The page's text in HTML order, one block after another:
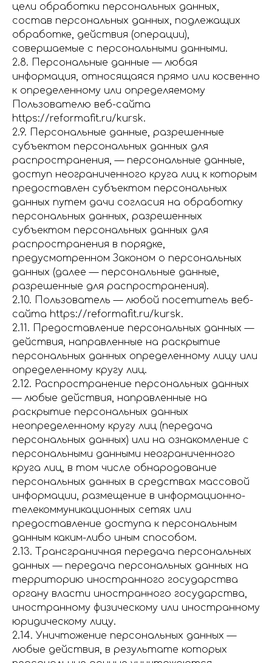
цели обработки персональных данных,
состав персональных данных, подлежащих
обработке, действия (операции),
совершаемые с персональными данными.
2.8. Персональные данные — любая
информация, относящаяся прямо или косвенно
к определенному или определяемому
Пользователю веб-сайта
https://reformafit.ru/kursk.
2.9. Персональные данные, разрешенные
субъектом персональных данных для
распространения, — персональные данные,
доступ неограниченного круга лиц к которым
предоставлен субъектом персональных
данных путем дачи согласия на обработку
персональных данных, разрешенных
субъектом персональных данных для
распространения в порядке,
предусмотренном Законом о персональных
данных (далее — персональные данные,
разрешенные для распространения).
2.10. Пользователь — любой посетитель веб-
сайта https://reformafit.ru/kursk.
2.11. Предоставление персональных данных —
действия, направленные на раскрытие
персональных данных определенному лицу или
определенному кругу лиц.
2.12. Распространение персональных данных
— любые действия, направленные на
раскрытие персональных данных
неопределенному кругу лиц (передача
персональных данных) или на ознакомление с
персональными данными неограниченного
круга лиц, в том числе обнародование
персональных данных в средствах массовой
информации, размещение в информационно-
телекоммуникационных сетях или
предоставление доступа к персональным
данным каким-либо иным способом.
2.13. Трансграничная передача персональных
данных — передача персональных данных на
территорию иностранного государства
органу власти иностранного государства,
иностранному физическому или иностранному
юридическому лицу.
2.14. Уничтожение персональных данных —
любые действия, в результате которых